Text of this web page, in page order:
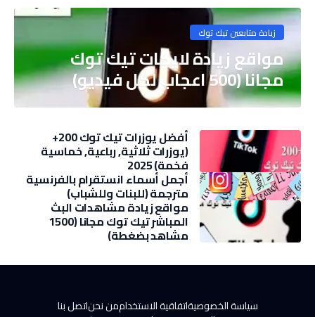
زيادة متابعين تيك توك
مواقع زيادة لايكات تيك توك
مجانا (500 اعجاب لكل فيديو)
أفضل يوزرات تيك توك 200+
(يوزرات ثلاثية, رباعية, خماسية
فخمة) 2025
أجمل أسماء انستقرام بالفرنسية
مترجمة (للبنات وللشباب)
مواقع زيادة مشاهدات البث
المباشر تيك توك مجانا (1500
مشاهد بضغطة)
سياسة الخصوصيةاتفاقية الاستخداممن نحناتصل بنا